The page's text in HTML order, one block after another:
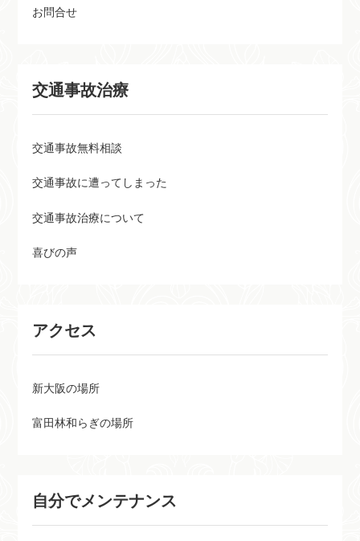
お問合せ
交通事故治療
交通事故無料相談
交通事故に遭ってしまった
交通事故治療について
喜びの声
アクセス
新大阪の場所
富田林和らぎの場所
自分でメンテナンス